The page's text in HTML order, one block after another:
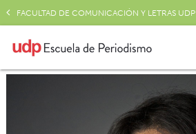
FACULTAD DE COMUNICACIÓN Y LETRAS UDP